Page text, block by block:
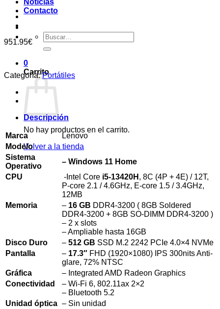
Noticias
Contacto
Buscar
por:
0
Carrito
No hay productos en el carrito.
Volver a la tienda
951.95€
Categoría:Portátiles
Descripción
Marca
Lenovo
Modelo
Sistema
Operativo
– Windows 11 Home
CPU
-Intel Core i5-13420H , 8C (4P + 4E) / 12T,
P-core 2.1 / 4.6GHz, E-core 1.5 / 3.4GHz,
12MB
Memoria
– 16 GB DDR4-3200 ( 8GB Soldered
DDR4-3200 + 8GB SO-DIMM DDR4-3200 )
– 2 x slots
– Ampliable hasta 16GB
Disco Duro
– 512 GB SSD M.2 2242 PCIe 4.0×4 NVMe
Pantalla
– 17.3″ FHD (1920×1080) IPS 300nits Anti-
glare, 72% NTSC
Gráfica
– Integrated AMD Radeon Graphics
Conectividad
– Wi-Fi 6, 802.11ax 2×2
– Bluetooth 5.2
Unidad óptica – Sin unidad